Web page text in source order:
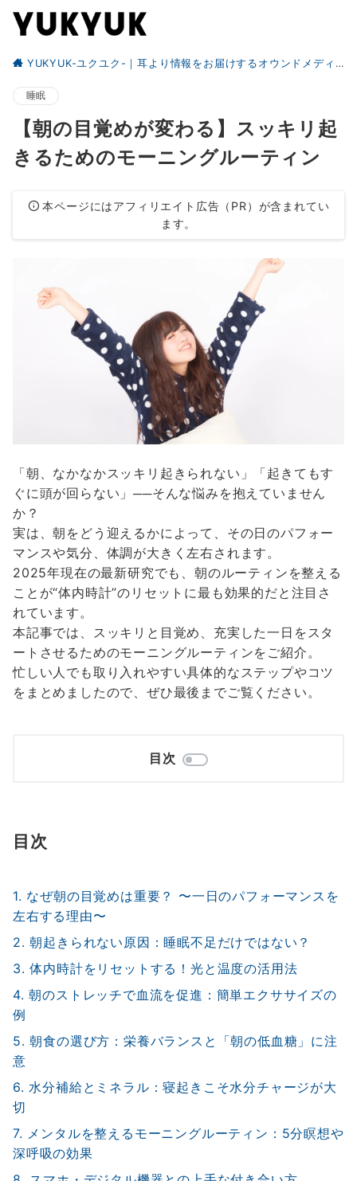
YUKYUK-ユクユク-｜耳より情報をお届けするオウンドメディア
睡眠
【朝の目覚めが変わる】スッキリ起
きるためのモーニングルーティン
本ページにはアフィリエイト広告（PR）が含まれてい
ます。
「朝、なかなかスッキリ起きられない」「起きてもす
ぐに頭が回らない」──そんな悩みを抱えていません
か？
実は、朝をどう迎えるかによって、その日のパフォー
マンスや気分、体調が大きく左右されます。
2025年現在の最新研究でも、朝のルーティンを整える
ことが“体内時計”のリセットに最も効果的だと注目さ
れています。
本記事では、スッキリと目覚め、充実した一日をスタ
ートさせるためのモーニングルーティンをご紹介。
忙しい人でも取り入れやすい具体的なステップやコツ
をまとめましたので、ぜひ最後までご覧ください。
目次
目次
1. なぜ朝の目覚めは重要？ 〜一日のパフォーマンスを
左右する理由〜
2. 朝起きられない原因：睡眠不足だけではない？
3. 体内時計をリセットする！光と温度の活用法
4. 朝のストレッチで血流を促進：簡単エクササイズの
例
5. 朝食の選び方：栄養バランスと「朝の低血糖」に注
意
6. 水分補給とミネラル：寝起きこそ水分チャージが大
切
7. メンタルを整えるモーニングルーティン：5分瞑想や
深呼吸の効果